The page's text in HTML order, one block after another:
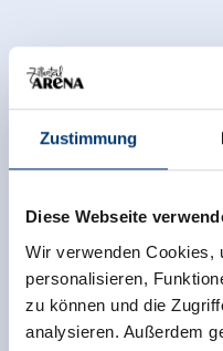
Zustimmung
Diese Webseite
Wir verwenden Cookies,
personalisieren,
zu können und die
analysieren. Außerdem